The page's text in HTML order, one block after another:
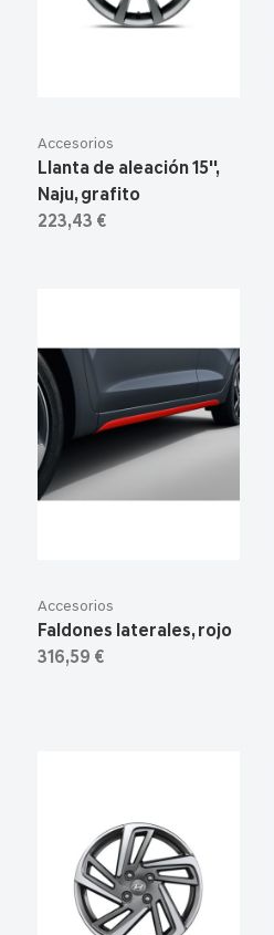
Accesorios
Llanta de aleación 15'',
Naju, grafito
223,43 €
Accesorios
Faldones laterales, rojo
316,59 €